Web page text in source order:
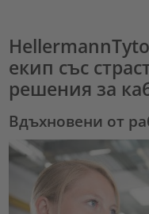
екип със
решения за
Вдъхновени от